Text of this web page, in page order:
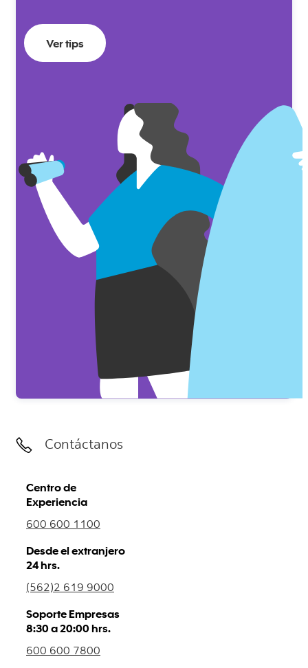
Ver tips
Contáctanos
Centro de
Experiencia
600 600 1100
Desde el extranjero
24 hrs.
(562)2 619 9000
Soporte Empresas
8:30 a 20:00 hrs.
600 600 7800